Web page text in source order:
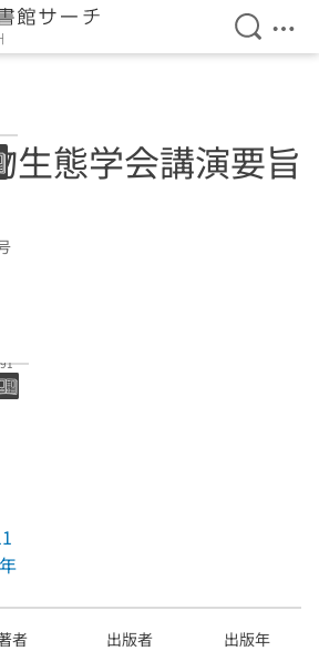
検索を
メ
生態学会講演要旨
者 出版者 出版年